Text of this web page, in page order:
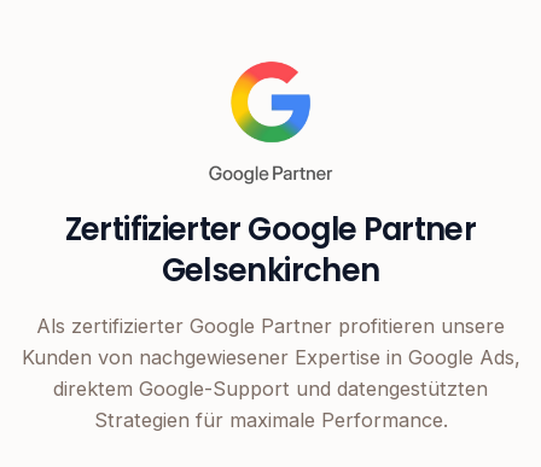
Zertifizierter Google Partner
Gelsenkirchen
Als zertifizierter Google Partner profitieren unsere
Kunden von nachgewiesener Expertise in Google Ads,
direktem Google-Support und datengestützten
Strategien für maximale Performance.